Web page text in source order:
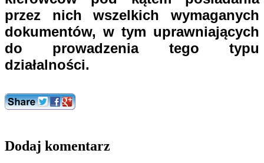
przez nich wszelkich wymaganych
dokumentów, w tym uprawniających
do prowadzenia tego typu
działalności.
Dodaj komentarz